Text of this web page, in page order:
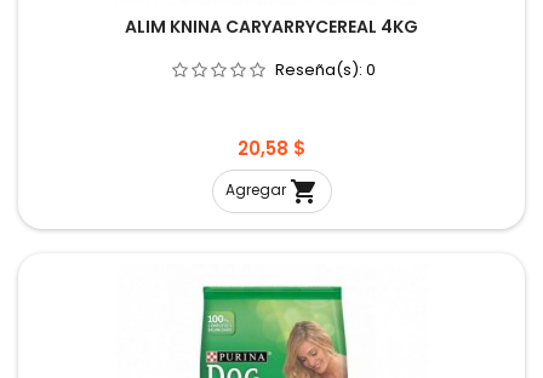
ALIM KNINA CARYARRYCEREAL 4KG
Reseña(s): 0
Precio
20,58 $
Agregar 